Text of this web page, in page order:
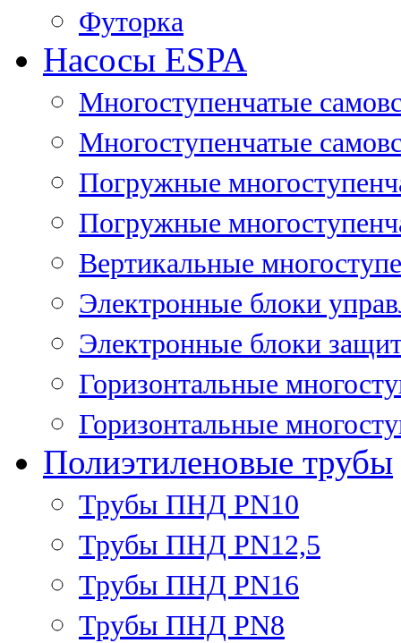
Футорка
Насосы ESPA
Многоступенчатые
Многоступенчатые
Погружные
Погружные
Вертикальные
Электронные блоки
Электронные блоки
Горизонтальные
Горизонтальные
Полиэтиленовые трубы
Трубы ПНД PN10
Трубы ПНД PN12,5
Трубы ПНД PN16
Трубы ПНД PN8